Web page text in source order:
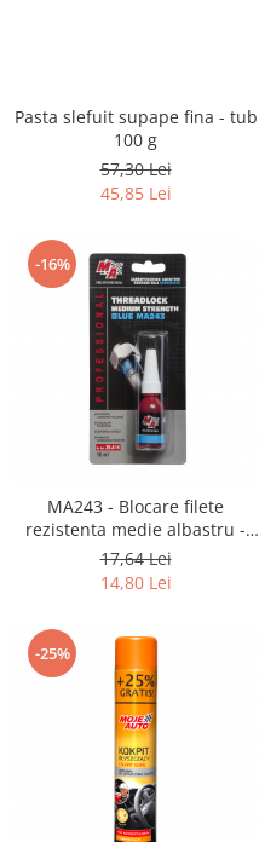
Pasta slefuit supape fina - tub
100 g
57,30 Lei
45,85 Lei
-16%
MA243 - Blocare filete
rezistenta medie albastru -
blister 10 ml
17,64 Lei
14,80 Lei
-25%